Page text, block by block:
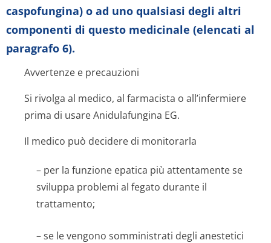
caspofungina) o ad uno qualsiasi degli altri
componenti di questo medicinale (elencati al
paragrafo 6).
Avvertenze e precauzioni
Si rivolga al medico, al farmacista o all’infermiere
prima di usare Anidulafungina EG.
Il medico può decidere di monitorarla
– per la funzione epatica più attentamente se
sviluppa problemi al fegato durante il
trattamento;
– se le vengono somministrati degli anestetici